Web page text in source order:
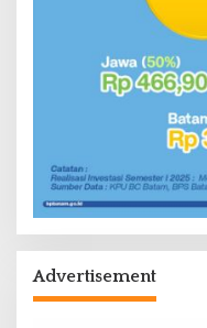
Advertisement